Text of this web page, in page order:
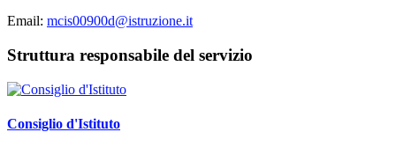
Email: mcis00900d@istruzione.it
Struttura responsabile del servizio
Consiglio d'Istituto